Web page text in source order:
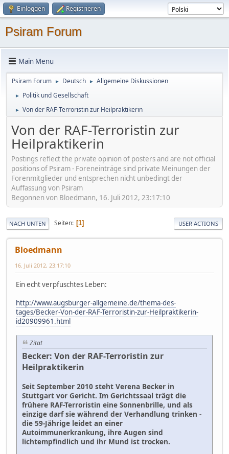
Einloggen Registrieren
Psiram Forum
Main Menu
Psiram Forum ► Deutsch ► Allgemeine Diskussionen
► Politik und Gesellschaft
► Von der RAF-Terroristin zur Heilpraktikerin
Von der RAF-Terroristin zur
Heilpraktikerin
Postings reflect the private opinion of posters and are not official
positions of Psiram - Foreneinträge sind private Meinungen der
Forenmitglieder und entsprechen nicht unbedingt der
Auffassung von Psiram
Begonnen von Bloedmann, 16. Juli 2012, 23:17:10
NACH UNTEN Seiten 1 USER ACTIONS
Bloedmann
16. Juli 2012, 23:17:10
Ein echt verpfuschtes Leben:
http://www.augsburger-allgemeine.de/thema-des-
tages/Becker-Von-der-RAF-Terroristin-zur-Heilpraktikerin-
id20909961.html
Zitat
Becker: Von der RAF-Terroristin zur
Heilpraktikerin
Seit September 2010 steht Verena Becker in
Stuttgart vor Gericht. Im Gerichtssaal trägt die
frühere RAF-Terroristin eine Sonnenbrille, und als
einzige darf sie während der Verhandlung trinken -
die 59-Jährige leidet an einer
Autoimmunerkrankung, ihre Augen sind
lichtempfindlich und ihr Mund ist trocken.